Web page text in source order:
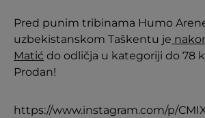
Pred punim tribinama Humo
uzbekistanskom Taškentu je
Matić do odličja u kategoriji do 78
Prodan!
https://www.instagram.com/p/